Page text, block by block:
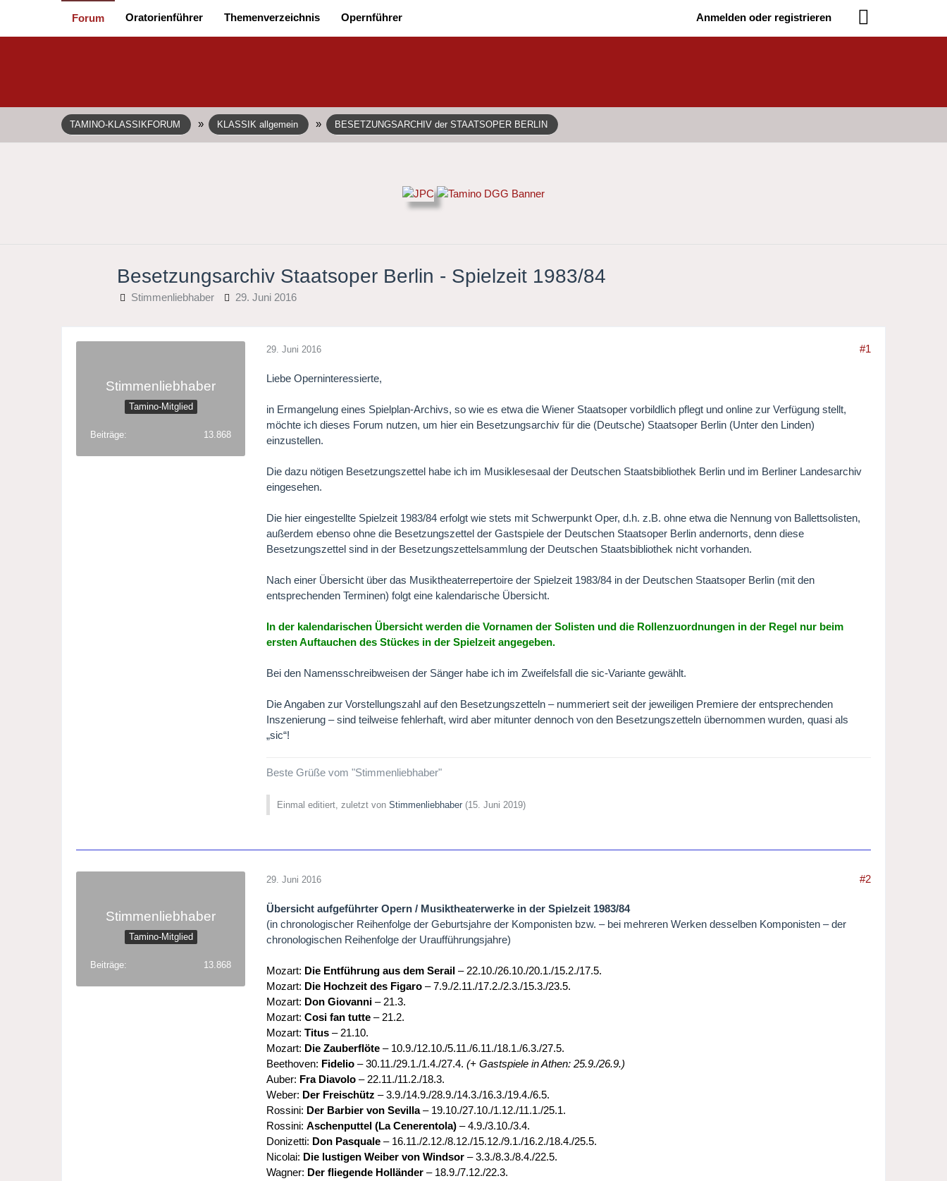
Forum Oratorienführer Themenverzeichnis Opernführer Anmelden oder registrieren
TAMINO-KLASSIKFORUM » KLASSIK allgemein » BESETZUNGSARCHIV der STAATSOPER BERLIN
Besetzungsarchiv Staatsoper Berlin - Spielzeit 1983/84
Stimmenliebhaber 29. Juni 2016
Stimmenliebhaber
Tamino-Mitglied
Beiträge 13.868
29. Juni 2016 #1
Liebe Operninteressierte,
in Ermangelung eines Spielplan-Archivs, so wie es etwa die Wiener Staatsoper vorbildlich pflegt und online zur Verfügung stellt,
möchte ich dieses Forum nutzen, um hier ein Besetzungsarchiv für die (Deutsche) Staatsoper Berlin (Unter den Linden)
einzustellen.
Die dazu nötigen Besetzungszettel habe ich im Musiklesesaal der Deutschen Staatsbibliothek Berlin und im Berliner Landesarchiv
eingesehen.
Die hier eingestellte Spielzeit 1983/84 erfolgt wie stets mit Schwerpunkt Oper, d.h. z.B. ohne etwa die Nennung von Ballettsolisten,
außerdem ebenso ohne die Besetzungszettel der Gastspiele der Deutschen Staatsoper Berlin andernorts, denn diese
Besetzungszettel sind in der Besetzungszettelsammlung der Deutschen Staatsbibliothek nicht vorhanden.
Nach einer Übersicht über das Musiktheaterrepertoire der Spielzeit 1983/84 in der Deutschen Staatsoper Berlin (mit den
entsprechenden Terminen) folgt eine kalendarische Übersicht.
In der kalendarischen Übersicht werden die Vornamen der Solisten und die Rollenzuordnungen in der Regel nur beim
ersten Auftauchen des Stückes in der Spielzeit angegeben.
Bei den Namensschreibweisen der Sänger habe ich im Zweifelsfall die sic-Variante gewählt.
Die Angaben zur Vorstellungszahl auf den Besetzungszetteln – nummeriert seit der jeweiligen Premiere der entsprechenden
Inszenierung – sind teilweise fehlerhaft, wird aber mitunter dennoch von den Besetzungszetteln übernommen wurden, quasi als
„sic“!
Beste Grüße vom "Stimmenliebhaber"
Einmal editiert, zuletzt vonStimmenliebhaber (15. Juni 2019)
Stimmenliebhaber
Tamino-Mitglied
Beiträge 13.868
29. Juni 2016 #2
Übersicht aufgeführter Opern / Musiktheaterwerke in der Spielzeit 1983/84
(in chronologischer Reihenfolge der Geburtsjahre der Komponisten bzw. – bei mehreren Werken desselben Komponisten – der
chronologischen Reihenfolge der Uraufführungsjahre)
Mozart: Die Entführung aus dem Serail – 22.10./26.10./20.1./15.2./17.5.
Mozart: Die Hochzeit des Figaro – 7.9./2.11./17.2./2.3./15.3./23.5.
Mozart: Don Giovanni – 21.3.
Mozart:Cosi fan tutte – 21.2.
Mozart:Titus – 21.10.
Mozart: Die Zauberflöte – 10.9./12.10./5.11./6.11./18.1./6.3./27.5.
Beethoven: Fidelio – 30.11./29.1./1.4./27.4.(+ Gastspiele in Athen: 25.9./26.9.)
Auber: Fra Diavolo – 22.11./11.2./18.3.
Weber: Der Freischütz – 3.9./14.9./28.9./14.3./16.3./19.4./6.5.
Rossini: Der Barbier von Sevilla– 19.10./27.10./1.12./11.1./25.1.
Rossini:Aschenputtel (La Cenerentola) – 4.9./3.10./3.4.
Donizetti: Don Pasquale – 16.11./2.12./8.12./15.12./9.1./16.2./18.4./25.5.
Nicolai: Die lustigen Weiber von Windsor – 3.3./8.3./8.4./22.5.
Wagner: Der fliegende Holländer – 18.9./7.12./22.3.